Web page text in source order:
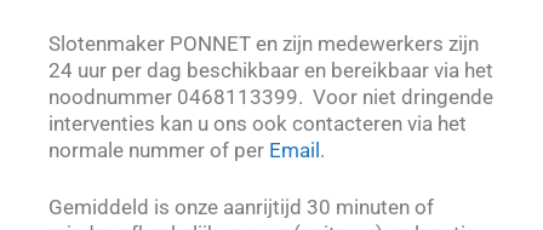
Slotenmaker PONNET en zijn medewerkers zijn
24 uur per dag beschikbaar en bereikbaar via het
noodnummer 0468113399. Voor niet dringende
interventies kan u ons ook contacteren via het
normale nummer of per Email.
Gemiddeld is onze aanrijtijd 30 minuten of